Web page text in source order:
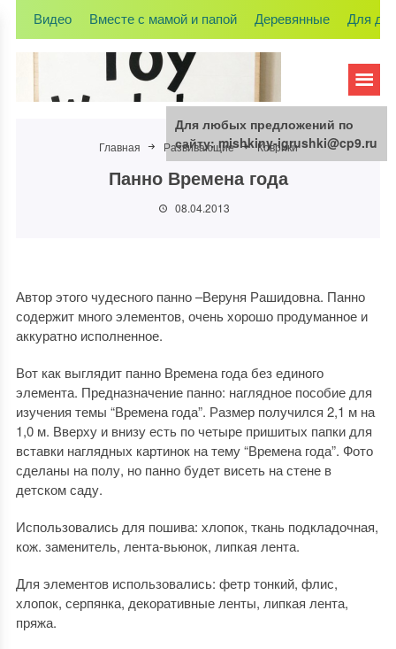
Видео Вместе с мамой и папой Деревянные Для
Главная Развивающие Коврики
Панно Времена года
08.04.2013
Автор этого чудесного панно –Веруня Рашидовна. Панно
содержит много элементов, очень хорошо продуманное и
аккуратно исполненное.
Вот как выглядит панно Времена года без единого
элемента. Предназначение панно: наглядное пособие для
изучения темы “Времена года”. Размер получился 2,1 м на
1,0 м. Вверху и внизу есть по четыре пришитых папки для
вставки наглядных картинок на тему “Времена года”. Фото
сделаны на полу, но панно будет висеть на стене в
детском саду.
Использовались для пошива: хлопок, ткань подкладочная,
кож. заменитель, лента-вьюнок, липкая лента.
Для элементов использовались: фетр тонкий, флис,
хлопок, серпянка, декоративные ленты, липкая лента,
пряжа.
Для любых предложений по
сайту: mishkiny-igrushki@cp9.ru